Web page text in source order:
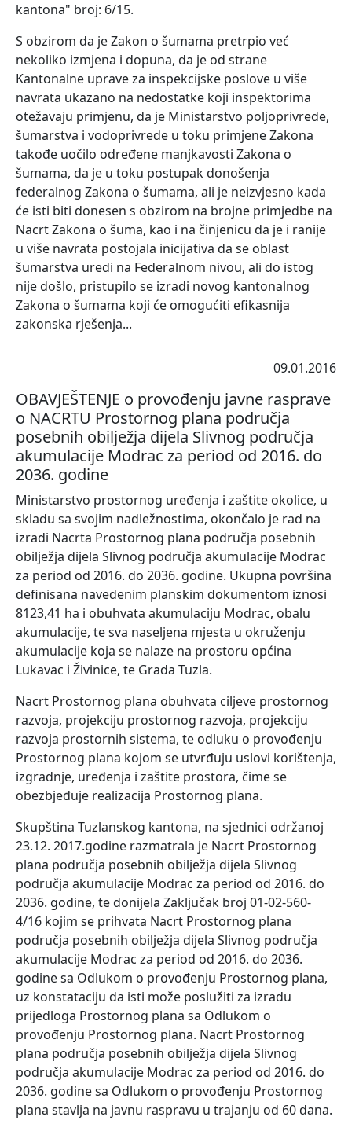
kantona" broj: 6/15.
S obzirom da je Zakon o šumama pretrpio već
nekoliko izmjena i dopuna, da je od strane
Kantonalne uprave za inspekcijske poslove u više
navrata ukazano na nedostatke koji inspektorima
otežavaju primjenu, da je Ministarstvo poljoprivrede,
šumarstva i vodoprivrede u toku primjene Zakona
takođe uočilo određene manjkavosti Zakona o
šumama, da je u toku postupak donošenja
federalnog Zakona o šumama, ali je neizvjesno kada
će isti biti donesen s obzirom na brojne primjedbe na
Nacrt Zakona o šuma, kao i na činjenicu da je i ranije
u više navrata postojala inicijativa da se oblast
šumarstva uredi na Federalnom nivou, ali do istog
nije došlo, pristupilo se izradi novog kantonalnog
Zakona o šumama koji će omogućiti efikasnija
zakonska rješenja...
09.01.2016
OBAVJEŠTENJE o provođenju javne rasprave
o NACRTU Prostornog plana područja
posebnih obilježja dijela Slivnog područja
akumulacije Modrac za period od 2016. do
2036. godine
Ministarstvo prostornog uređenja i zaštite okolice, u
skladu sa svojim nadležnostima, okončalo je rad na
izradi Nacrta Prostornog plana područja posebnih
obilježja dijela Slivnog područja akumulacije Modrac
za period od 2016. do 2036. godine. Ukupna površina
definisana navedenim planskim dokumentom iznosi
8123,41 ha i obuhvata akumulaciju Modrac, obalu
akumulacije, te sva naseljena mjesta u okruženju
akumulacije koja se nalaze na prostoru općina
Lukavac i Živinice, te Grada Tuzla.
Nacrt Prostornog plana obuhvata ciljeve prostornog
razvoja, projekciju prostornog razvoja, projekciju
razvoja prostornih sistema, te odluku o provođenju
Prostornog plana kojom se utvrđuju uslovi korištenja,
izgradnje, uređenja i zaštite prostora, čime se
obezbjeđuje realizacija Prostornog plana.
Skupština Tuzlanskog kantona, na sjednici održanoj
23.12. 2017.godine razmatrala je Nacrt Prostornog
plana područja posebnih obilježja dijela Slivnog
područja akumulacije Modrac za period od 2016. do
2036. godine, te donijela Zaključak broj 01-02-560-
4/16 kojim se prihvata Nacrt Prostornog plana
područja posebnih obilježja dijela Slivnog područja
akumulacije Modrac za period od 2016. do 2036.
godine sa Odlukom o provođenju Prostornog plana,
uz konstataciju da isti može poslužiti za izradu
prijedloga Prostornog plana sa Odlukom o
provođenju Prostornog plana. Nacrt Prostornog
plana područja posebnih obilježja dijela Slivnog
područja akumulacije Modrac za period od 2016. do
2036. godine sa Odlukom o provođenju Prostornog
plana stavlja na javnu raspravu u trajanju od 60 dana.